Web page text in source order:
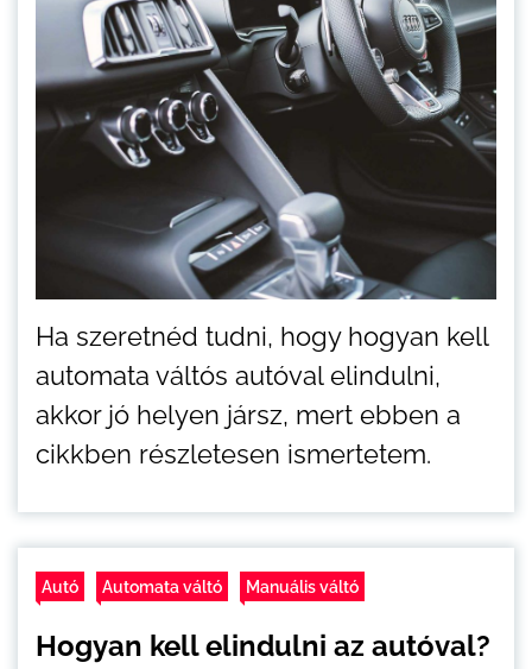
Ha szeretnéd tudni, hogy hogyan kell
automata váltós autóval elindulni,
akkor jó helyen jársz, mert ebben a
cikkben részletesen ismertetem.
Autó Automata váltó Manuális váltó
Hogyan kell elindulni az autóval?